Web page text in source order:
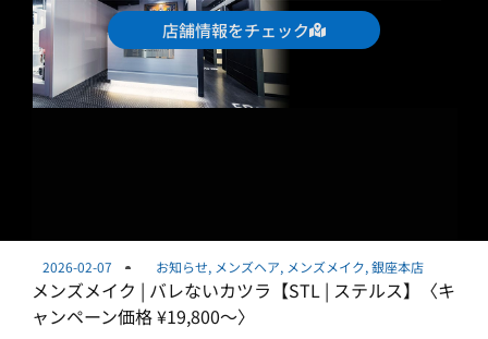
店舗情報をチェック
2026-02-07 お知らせ, メンズヘア, メンズメイク,銀座本店
メンズメイク | バレないカツラ【STL | ステルス】〈キ
ャンペーン価格 ¥19,800〜〉